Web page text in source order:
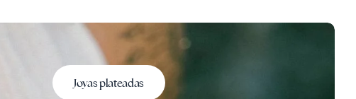
Joyas plateadas